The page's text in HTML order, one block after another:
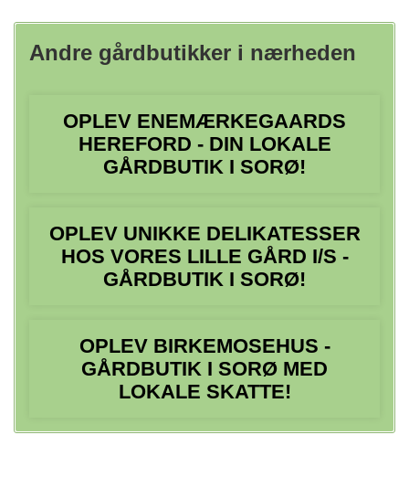
Andre gårdbutikker i nærheden
OPLEV ENEMÆRKEGAARDS
HEREFORD - DIN LOKALE
GÅRDBUTIK I SORØ!
OPLEV UNIKKE DELIKATESSER
HOS VORES LILLE GÅRD I/S -
GÅRDBUTIK I SORØ!
OPLEV BIRKEMOSEHUS -
GÅRDBUTIK I SORØ MED
LOKALE SKATTE!